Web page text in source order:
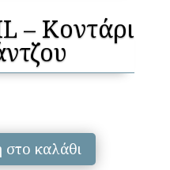
– Κοντάρι
καλάθι